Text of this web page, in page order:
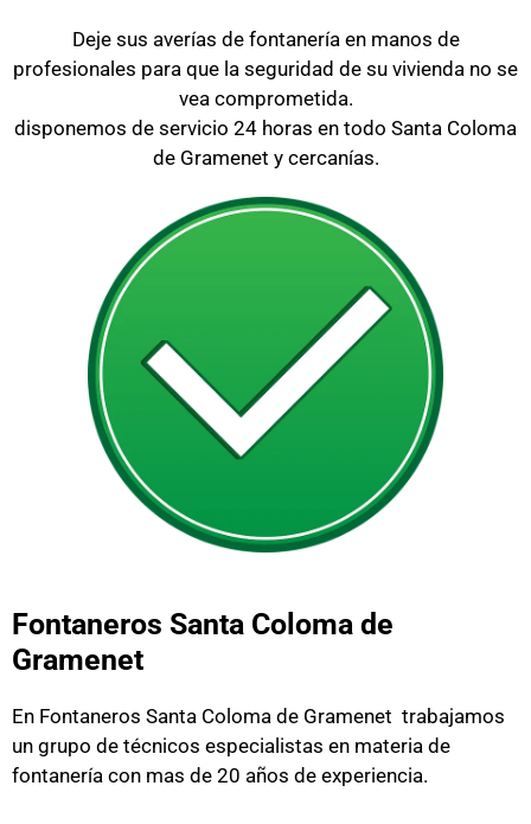
Deje sus averías de fontanería en manos de
profesionales para que la seguridad de su vivienda no se
vea comprometida.
disponemos de servicio 24 horas en todo Santa Coloma
de Gramenet y cercanías.
Fontaneros Santa Coloma de
Gramenet
En Fontaneros Santa Coloma de Gramenet trabajamos
un grupo de técnicos especialistas en materia de
fontanería con mas de 20 años de experiencia.